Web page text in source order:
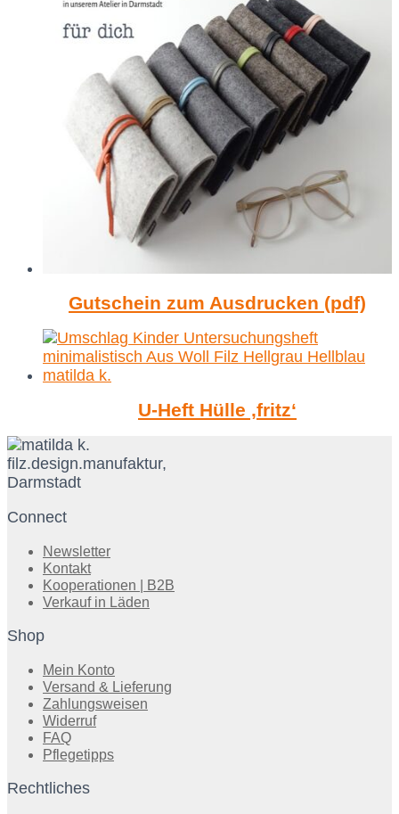
Gutschein zum Ausdrucken (pdf)
U-Heft Hülle ‚fritz‘
Connect
Newsletter
Kontakt
Kooperationen | B2B
Verkauf in Läden
Shop
Mein Konto
Versand & Lieferung
Zahlungsweisen
Widerruf
FAQ
Pflegetipps
Rechtliches